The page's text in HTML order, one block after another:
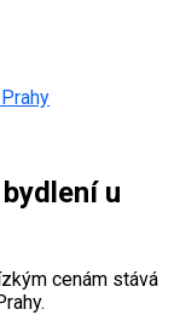
u
cenám stává